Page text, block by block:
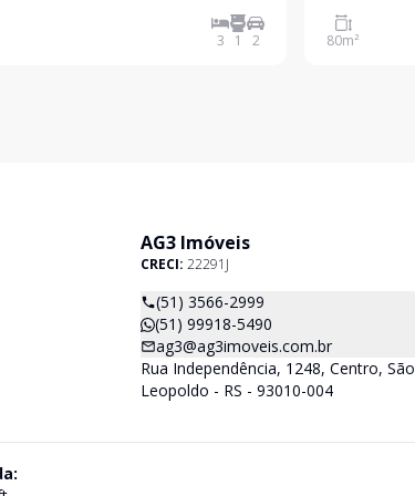
cobertas, canil, pátio frente e
Localizada próximo à BR-116,
3 1 2 80m²
AG3 Imóveis
CRECI: 22291J
(51) 3566-2999
(51) 99918-5490
ag3@ag3imoveis.com.br
Rua Independência, 1248, Centro, São
Leopoldo - RS - 93010-004